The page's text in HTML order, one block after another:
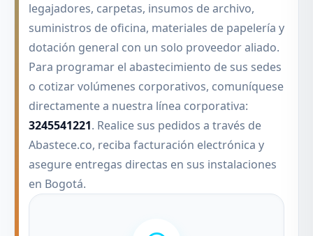
legajadores, carpetas, insumos de archivo,
suministros de oficina, materiales de papelería y
dotación general con un solo proveedor aliado.
Para programar el abastecimiento de sus sedes
o cotizar volúmenes corporativos, comuníquese
directamente a nuestra línea corporativa:
3245541221. Realice sus pedidos a través de
Abastece.co, reciba facturación electrónica y
asegure entregas directas en sus instalaciones
en Bogotá.